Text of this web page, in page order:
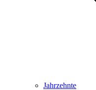
Jahrzehnte